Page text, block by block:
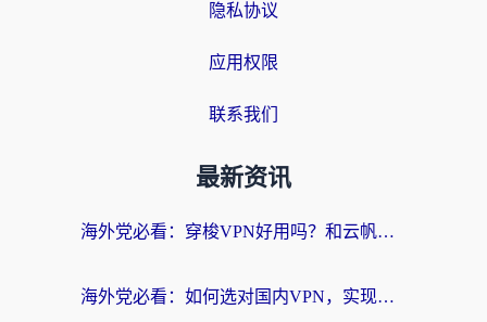
隐私协议
应用权限
联系我们
最新资讯
海外党必看：穿梭VPN好用吗？和云帆VPN对比哪个回国效果更好？附真实测评+避坑指南
海外党必看：如何选对国内VPN，实现无缝访问国内资源？